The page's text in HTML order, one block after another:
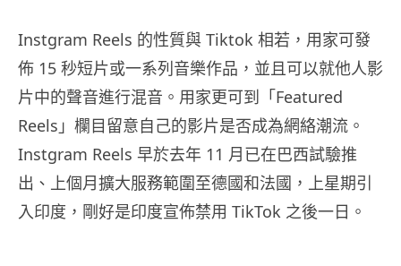
Instgram Reels 的性質與 Tiktok 相若，用家可發
佈 15 秒短片或一系列音樂作品，並且可以就他人影
片中的聲音進行混音。用家更可到「Featured
Reels」欄目留意自己的影片是否成為網絡潮流。
Instgram Reels 早於去年 11 月已在巴西試驗推
出、上個月擴大服務範圍至德國和法國，上星期引
入印度，剛好是印度宣佈禁用 TikTok 之後一日。